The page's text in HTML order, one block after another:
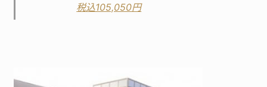
税込105,050円